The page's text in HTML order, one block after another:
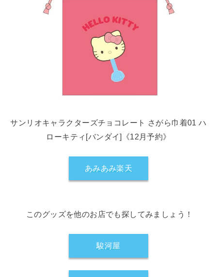
サンリオキャラクターズチョコレート さがら巾着01 ハ
ローキティ[バンダイ]《12月予約》
あみあみ楽天
このグッズを他のお店でも探してみましょう！
駿河屋